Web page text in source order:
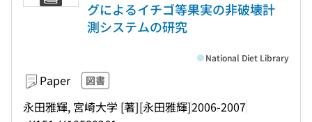
グによるイチゴ等果実の非破壊計
測システムの研究
Paper 図書
永田雅輝, 宮崎大学 [著][永田雅輝]2006-2007
National Diet Library